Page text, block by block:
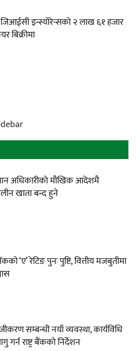
जिआईसी इन्स्योरेन्सको २ लाख ६१ हजार
बिक्रीमा
अधिकारीकाे माैखिक आदेशमै
खाता बन्द हुने
‘ए’ रेटिङ पुनः पुष्टि, वित्तीय मजबुतीमा
सम्बन्धी नयाँ व्यवस्था, कार्यविधि
गर्न राष्ट्र बैंकको निर्देशन